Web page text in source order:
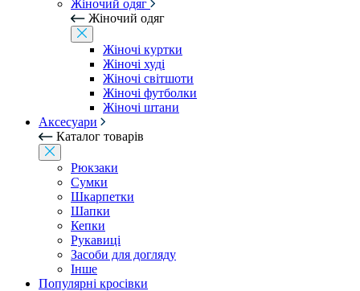
Жіночий одяг
Жіночий одяг
Жіночі куртки
Жіночі худі
Жіночі світшоти
Жіночі футболки
Жіночі штани
Аксесуари
Каталог товарів
Рюкзаки
Сумки
Шкарпетки
Шапки
Кепки
Рукавиці
Засоби для догляду
Інше
Популярні кросівки